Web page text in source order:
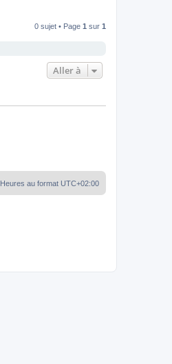
0 sujet • Page 1 sur 1
Aller à
Heures au format UTC+02:00